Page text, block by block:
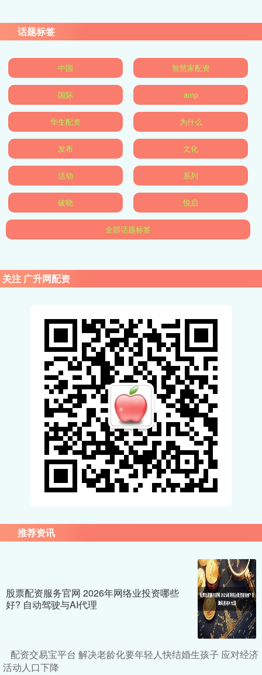
话题标签
中国 智慧家配资
国际 amp
华生配资 为什么
发布 文化
活动 系列
破晓 悦启
全部话题标签
关注 广升网配资
推荐资讯
股票配资服务官网 2026年网络业投资哪些
好? 自动驾驶与AI代理
配资交易宝平台 解决老龄化要年轻人快结婚生孩子 应对经济
活动人口下降